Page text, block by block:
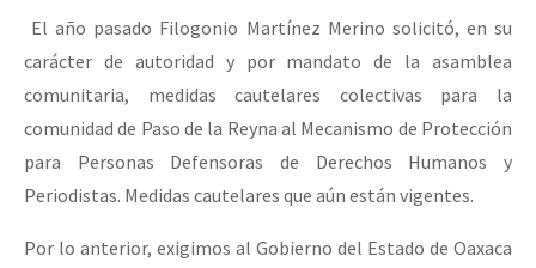
El año pasado Filogonio Martínez Merino solicitó, en su
carácter de autoridad y por mandato de la asamblea
comunitaria, medidas cautelares colectivas para la
comunidad de Paso de la Reyna al Mecanismo de Protección
para Personas Defensoras de Derechos Humanos y
Periodistas. Medidas cautelares que aún están vigentes.
Por lo anterior, exigimos al Gobierno del Estado de Oaxaca